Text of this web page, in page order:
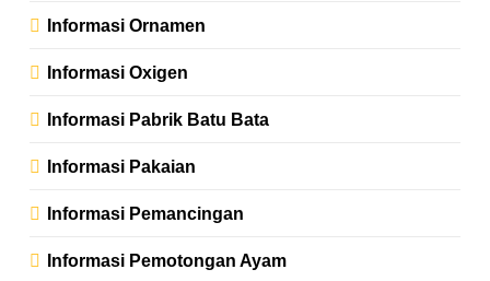
Informasi Ornamen
Informasi Oxigen
Informasi Pabrik Batu Bata
Informasi Pakaian
Informasi Pemancingan
Informasi Pemotongan Ayam